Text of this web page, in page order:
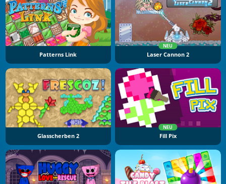
Patterns Link
NEU
Laser Cannon 2
Glasscherben 2
NEU
Fill Pix